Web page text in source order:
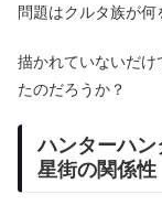
問題はクルタ族が何
描かれていないだけ
たのだろうか？
ハンターハ
星街の関係性